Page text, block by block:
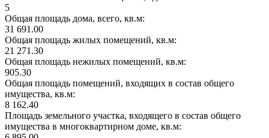
5
Общая площадь дома, всего, кв.м:
31 691.00
Общая площадь жилых помещений, кв.м:
21 271.30
Общая площадь нежилых помещений, кв.м:
905.30
Общая площадь помещений, входящих в состав общего
имущества, кв.м:
8 162.40
Площадь земельного участка, входящего в состав общего
имущества в многоквартирном доме, кв.м: